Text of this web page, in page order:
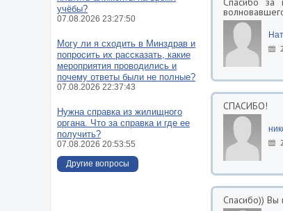
СПАСИБО!
Спасибо)) Вы
учёбы?
07.08.2026 23:27:50
Могу ли я сходить в Минздрав и
попросить их рассказать, какие
мероприятия проводились и
почему ответы были не полные?
07.08.2026 22:37:43
Нужна справка из жилищного
органа. Что за справка и где ее
получить?
07.08.2026 20:53:55
Другие вопросы